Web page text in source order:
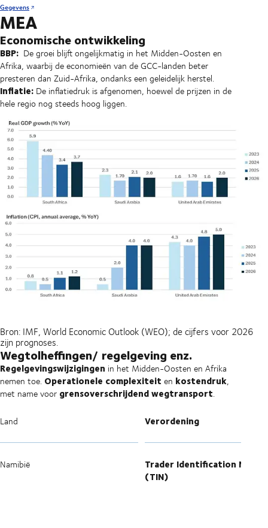
Gegevens
MEA
Economische ontwikkeling
BBP: De groei blijft ongelijkmatig in het Midden-Oosten en
Afrika, waarbij de economieën van de GCC-landen beter
presteren dan Zuid-Afrika, ondanks een geleidelijk herstel.
Inflatie: De inflatiedruk is afgenomen, hoewel de prijzen in de
hele regio nog steeds hoog liggen.
Bron: IMF, World Economic Outlook (WEO); de cijfers voor 2026
zijn prognoses.
Wegtolheffingen/ regelgeving enz.
Regelgevingswijzigingen in het Midden-Oosten en Afrika
nemen toe. Operationele complexiteit en kostendruk,
met name voor grensoverschrijdend wegtransport.
Land Verordening
Namibië
Trader Identification
(TIN)